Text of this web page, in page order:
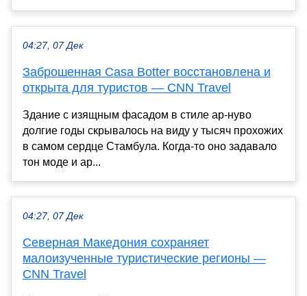
04:27, 07 Дек
Заброшенная Casa Botter восстановлена и
открыта для туристов — CNN Travel
Здание с изящным фасадом в стиле ар-нуво
долгие годы скрывалось на виду у тысяч прохожих
в самом сердце Стамбула. Когда-то оно задавало
тон моде и ар...
04:27, 07 Дек
Северная Македония сохраняет
малоизученные туристические регионы —
CNN Travel